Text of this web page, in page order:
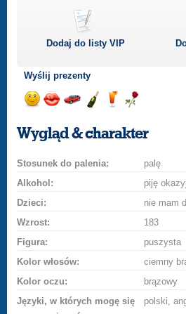
Dodaj do listyVIP
Wyślij prezenty
uśmiech
buziakasamochodem
szampana
drinka
różę
Wygląd & charakter
Stosunek do palenia:
palę
Alkohol:
piję
Dzieci:
nie mam
Wzrost:
183
Figura:
puszysta
Kolor włosów:
ciemny
Kolor oczu:
brązowy
Języki, w których mogę się
polski,